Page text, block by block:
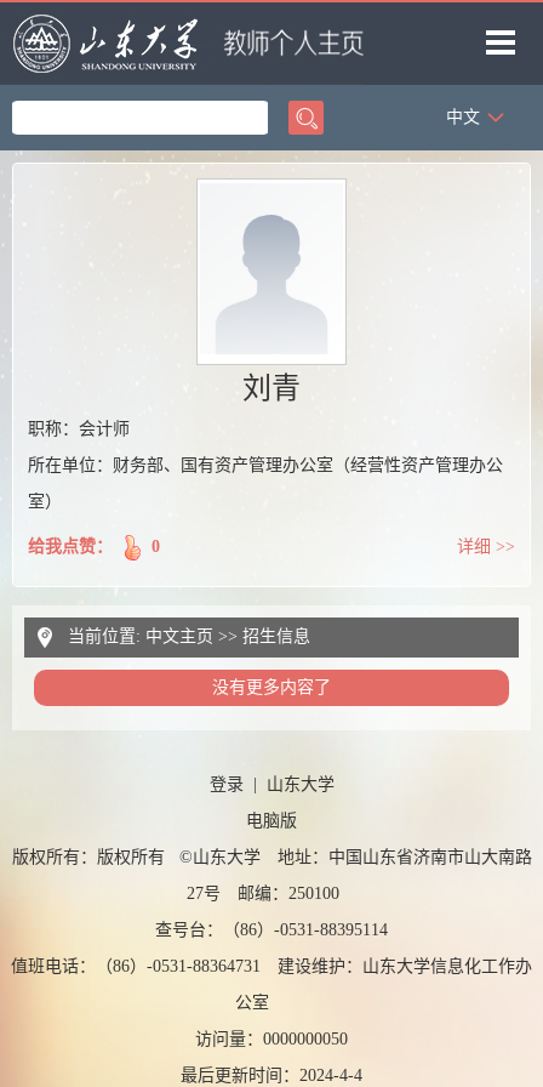
首页
教师博客
中文
刘青
职称：会计师
所在单位：财务部、国有资产管理办公室（经营性资产管理办公
室）
给我点赞： 0 详细 >>
当前位置: 中文主页 >> 招生信息
没有更多内容了
登录| 山东大学
电脑版
版权所有：版权所有 ©山东大学 地址：中国山东省济南市山大南路
27号 邮编：250100
查号台：（86）-0531-88395114
值班电话：（86）-0531-88364731 建设维护：山东大学信息化工作办
公室
访问量： 0000000050
最后更新时间： 2024-4-4